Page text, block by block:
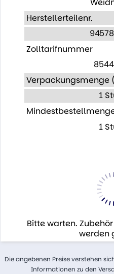
Herstellerteilenr.
Zolltarifnummer
Verpackungsmenge
1
1
Bitte warten.
werden
Die angebenen Preise verstehen
Informationen zu den